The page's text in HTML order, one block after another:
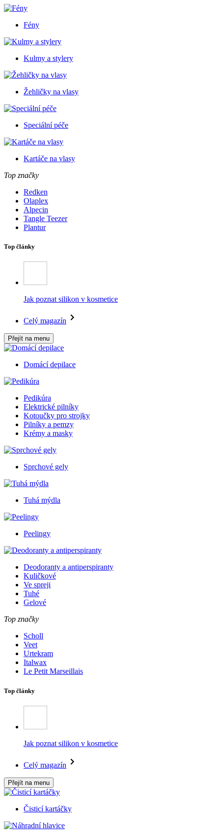
Fény
Kulmy a stylery
Žehličky na vlasy
Speciální péče
Kartáče na vlasy
Top značky
Redken
Olaplex
Alpecin
Tangle Teezer
Plantur
Top články
Jak poznat silikon v kosmetice
Celý magazín
Přejít na menu
Domácí depilace
Pedikúra
Elektrické pilníky
Kotoučky pro strojky
Pilníky a pemzy
Krémy a masky
Sprchové gely
Tuhá mýdla
Peelingy
Deodoranty a antiperspiranty
Kuličkové
Ve spreji
Tuhé
Gelové
Top značky
Scholl
Veet
Urtekram
Italwax
Le Petit Marseillais
Top články
Jak poznat silikon v kosmetice
Celý magazín
Přejít na menu
Čisticí kartáčky